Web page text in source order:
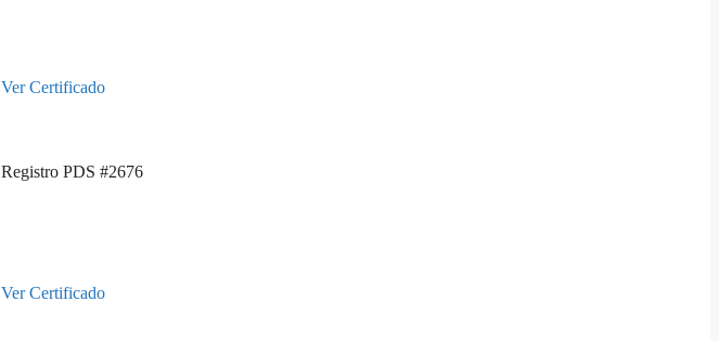
Ver Certificado
Registro PDS #2676
Ver Certificado